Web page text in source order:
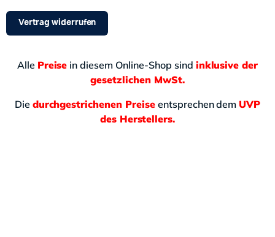
Vertrag widerrufen
Alle Preise in diesem Online-Shop sind inklusive der
gesetzlichen MwSt.
Die durchgestrichenen Preiseentsprechen dem UVP
des Herstellers.